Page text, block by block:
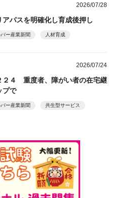
2026/07/28
パスを明確化し育成後押し
ー産業新聞 人材育成
2026/07/24
２４ 重度者、障がい者の在宅継
プで
ー産業新聞 共生型サービス